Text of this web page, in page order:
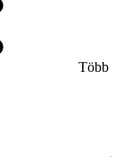
Több